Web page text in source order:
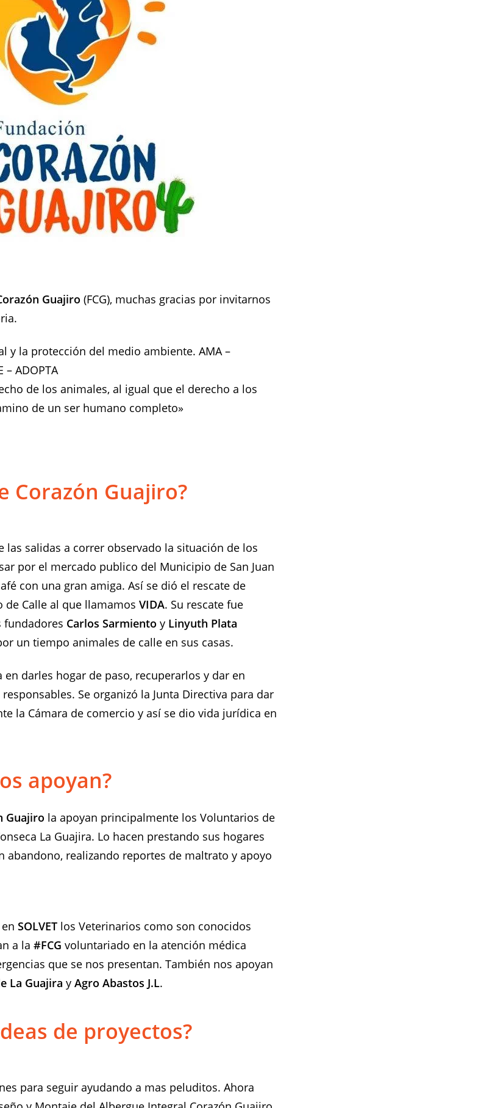
Guajiro (FCG), muchas gracias por invitarnos
y la protección del medio ambiente. AMA –
– ADOPTA
de los animales, al igual que el derecho a los
de un ser humano completo»
Corazón Guajiro?
las salidas a correr observado la situación de los
por el mercado publico del Municipio de San Juan
con una gran amiga. Así se dió el rescate de
Calle al que llamamos VIDA. Su rescate fue
fundadores Carlos Sarmiento y Linyuth Plata
un tiempo animales de calle en sus casas.
en darles hogar de paso, recuperarlos y dar en
Se organizó la Junta Directiva para dar
la Cámara de comercio y así se dio vida jurídica en
apoyan?
Guajiro la apoyan principalmente los Voluntarios de
La Guajira. Lo hacen prestando sus hogares
abandono, realizando reportes de maltrato y apoyo
SOLVET los Veterinarios como son conocidos
a la #FCG voluntariado en la atención médica
que se nos presentan. También nos apoyan
La Guajira y Agro Abastos J.L.
de proyectos?
para seguir ayudando a mas peluditos. Ahora